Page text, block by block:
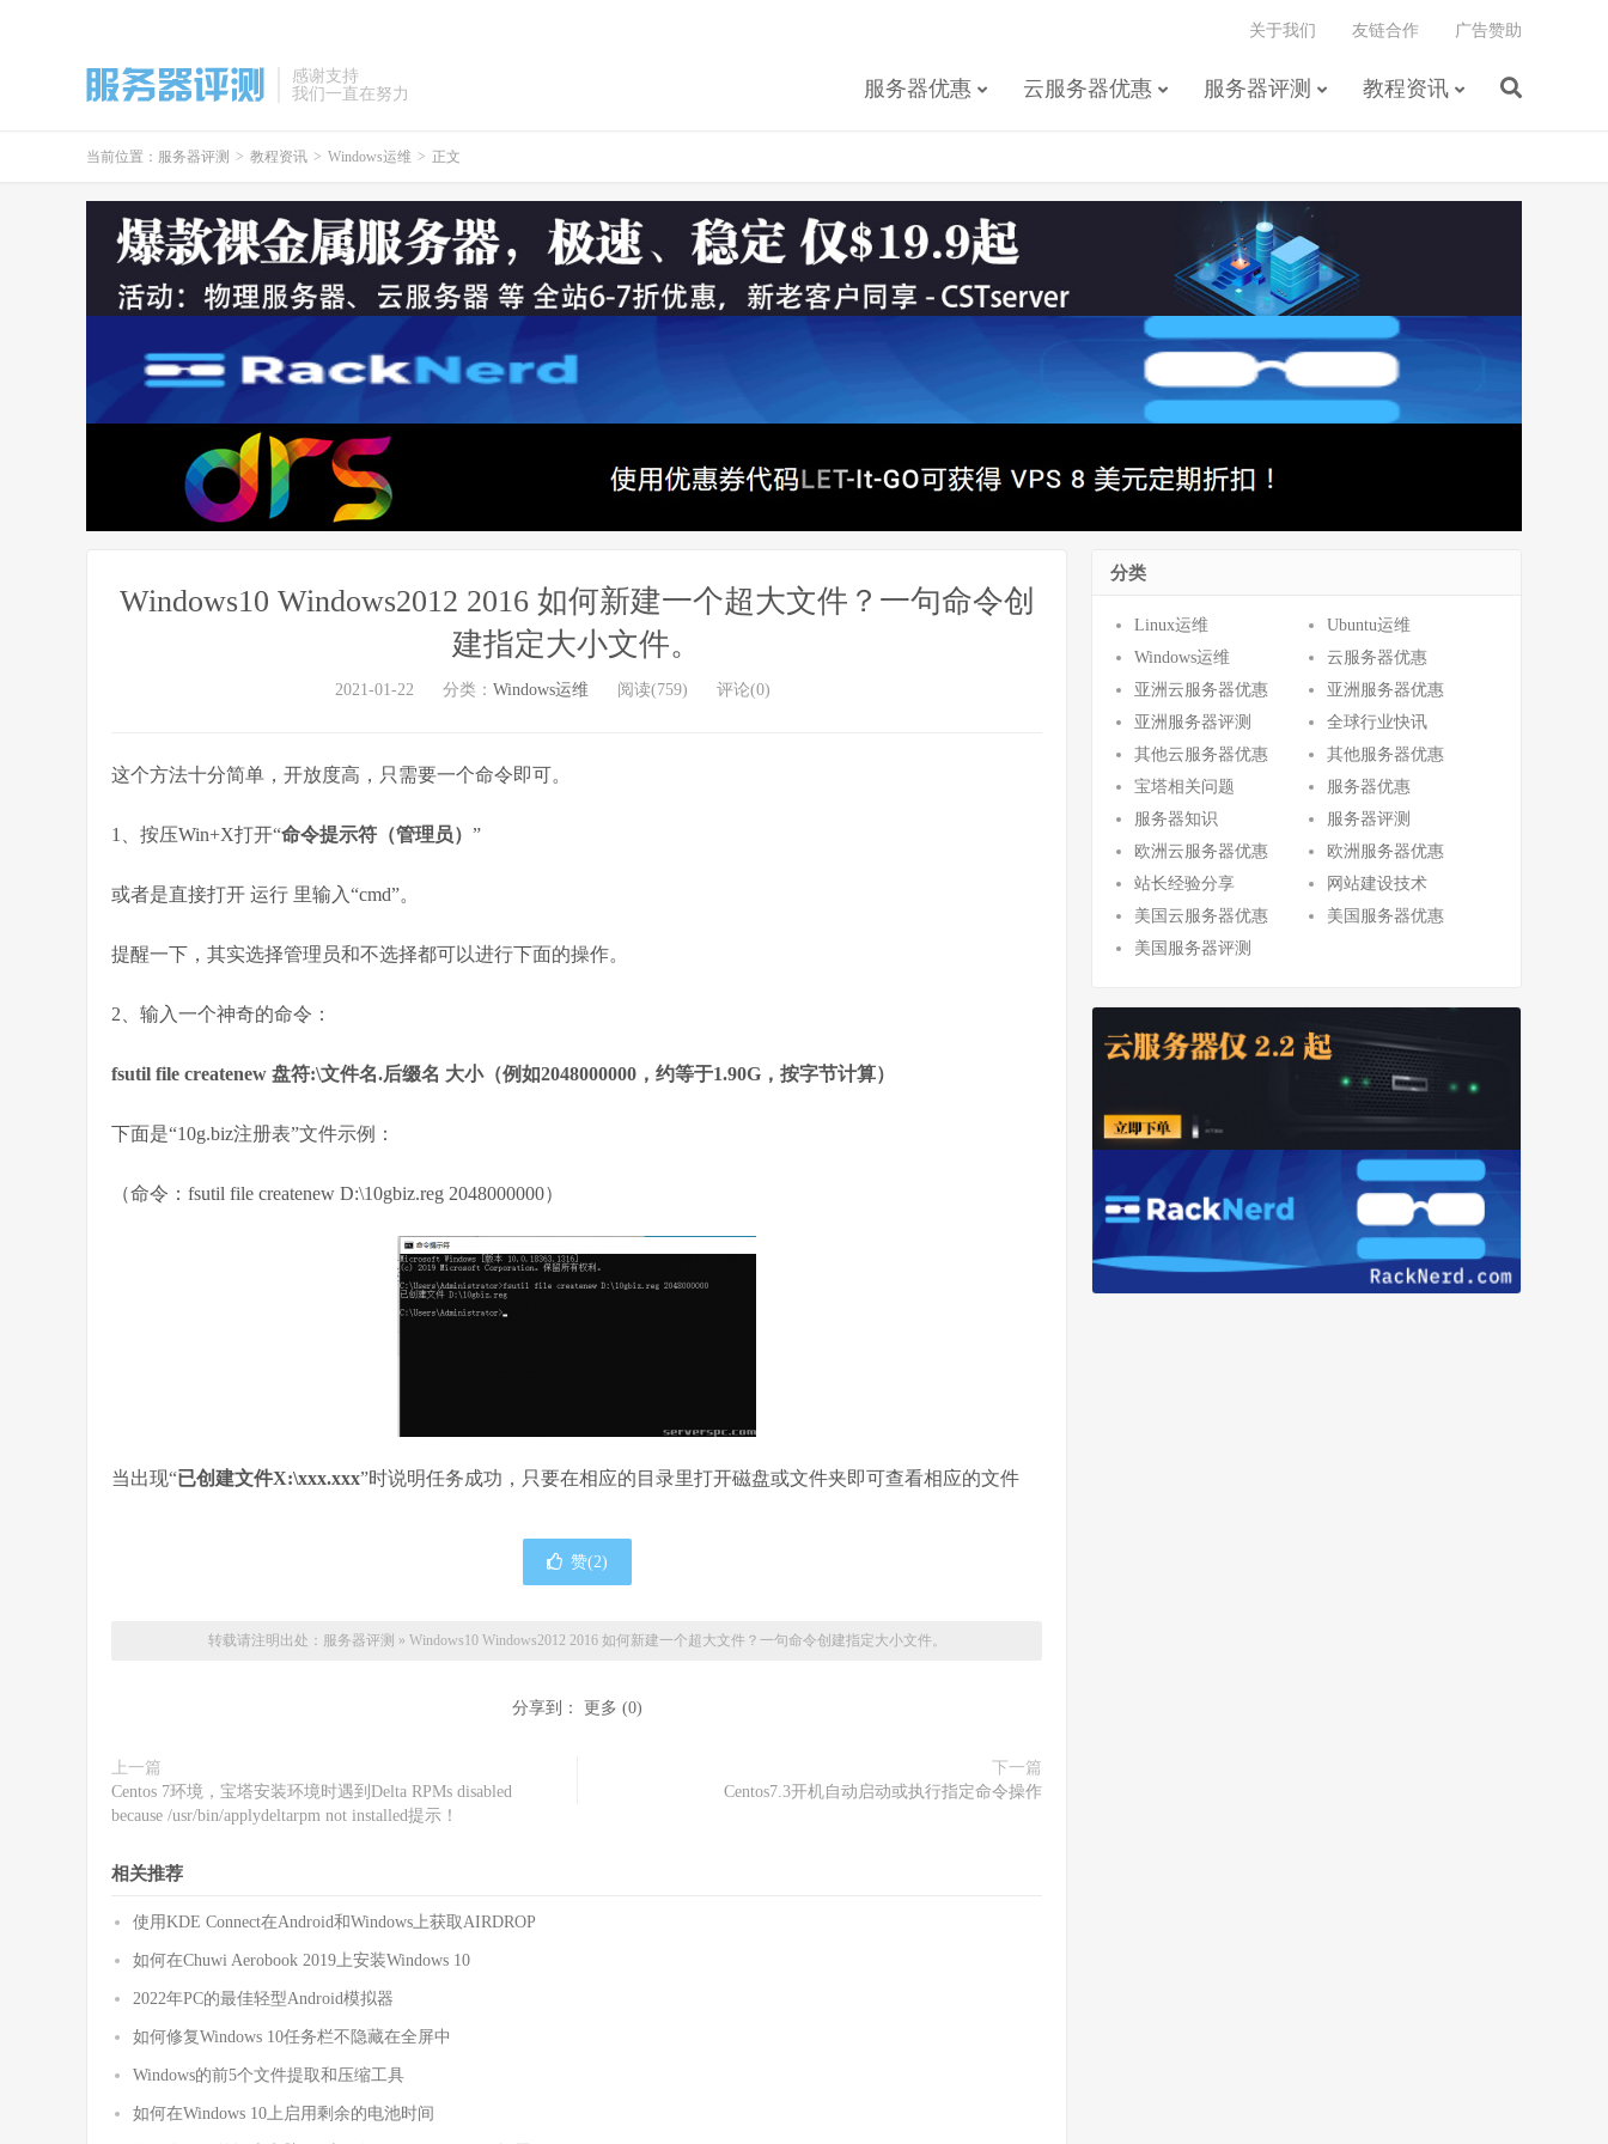
感谢支持
我们一直在努力
服务器优惠 云服务器优惠 服务器评测 教程资讯
关于我们 友链合作 广告赞助
当前位置： 服务器评测 > 教程资讯 > Windows运维 > 正文
Windows10 Windows2012 2016 如何新建一个超大文件？一句命令创
建指定大小文件。
2021-01-22 分类： Windows运维 阅读(759) 评论(0)
这个方法十分简单，开放度高，只需要一个命令即可。
1、按压Win+X打开“命令提示符（管理员） ”
或者是直接打开 运行 里输入“cmd”。
提醒一下，其实选择管理员和不选择都可以进行下面的操作。
2、输入一个神奇的命令：
fsutil file createnew 盘符:\文件名.后缀名 大小（例如2048000000，约等于1.90G，按字节计算）
下面是“10g.biz注册表”文件示例：
（命令：fsutil file createnew D:\10gbiz.reg 2048000000）
当出现“已创建文件X:\xxx.xxx”时说明任务成功，只要在相应的目录里打开磁盘或文件夹即可查看相应的文件
赞(2)
转载请注明出处： 服务器评测 » Windows10 Windows2012 2016 如何新建一个超大文件？一句命令创建指定大小文件。
分享到： 更多 (0)
上一篇
Centos 7环境，宝塔安装环境时遇到Delta RPMs disabled
because /usr/bin/applydeltarpm not installed提示！
下一篇
Centos7.3开机自动启动或执行指定命令操作
相关推荐
使用KDE Connect在Android和Windows上获取AIRDROP
如何在Chuwi Aerobook 2019上安装Windows 10
2022年PC的最佳轻型Android模拟器
如何修复Windows 10任务栏不隐藏在全屏中
Windows的前5个文件提取和压缩工具
如何在Windows 10上启用剩余的电池时间
分类
Linux运维
Ubuntu运维
Windows运维
云服务器优惠
亚洲云服务器优惠
亚洲服务器优惠
亚洲服务器评测
全球行业快讯
其他云服务器优惠
其他服务器优惠
宝塔相关问题
服务器优惠
服务器知识
服务器评测
欧洲云服务器优惠
欧洲服务器优惠
站长经验分享
网站建设技术
美国云服务器优惠
美国服务器优惠
美国服务器评测